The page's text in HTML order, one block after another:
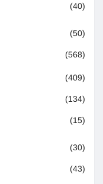
(40)
(50)
(568)
(409)
(134)
(15)
(30)
(43)